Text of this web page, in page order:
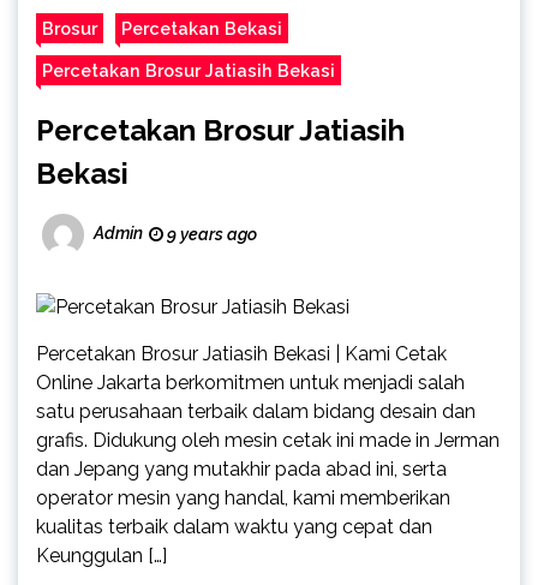
Brosur Percetakan Bekasi
Percetakan Brosur Jatiasih Bekasi
Percetakan Brosur Jatiasih
Bekasi
Admin 9 years ago
Percetakan Brosur Jatiasih Bekasi | Kami Cetak
Online Jakarta berkomitmen untuk menjadi salah
satu perusahaan terbaik dalam bidang desain dan
grafis. Didukung oleh mesin cetak ini made in Jerman
dan Jepang yang mutakhir pada abad ini, serta
operator mesin yang handal, kami memberikan
kualitas terbaik dalam waktu yang cepat dan
Keunggulan […]